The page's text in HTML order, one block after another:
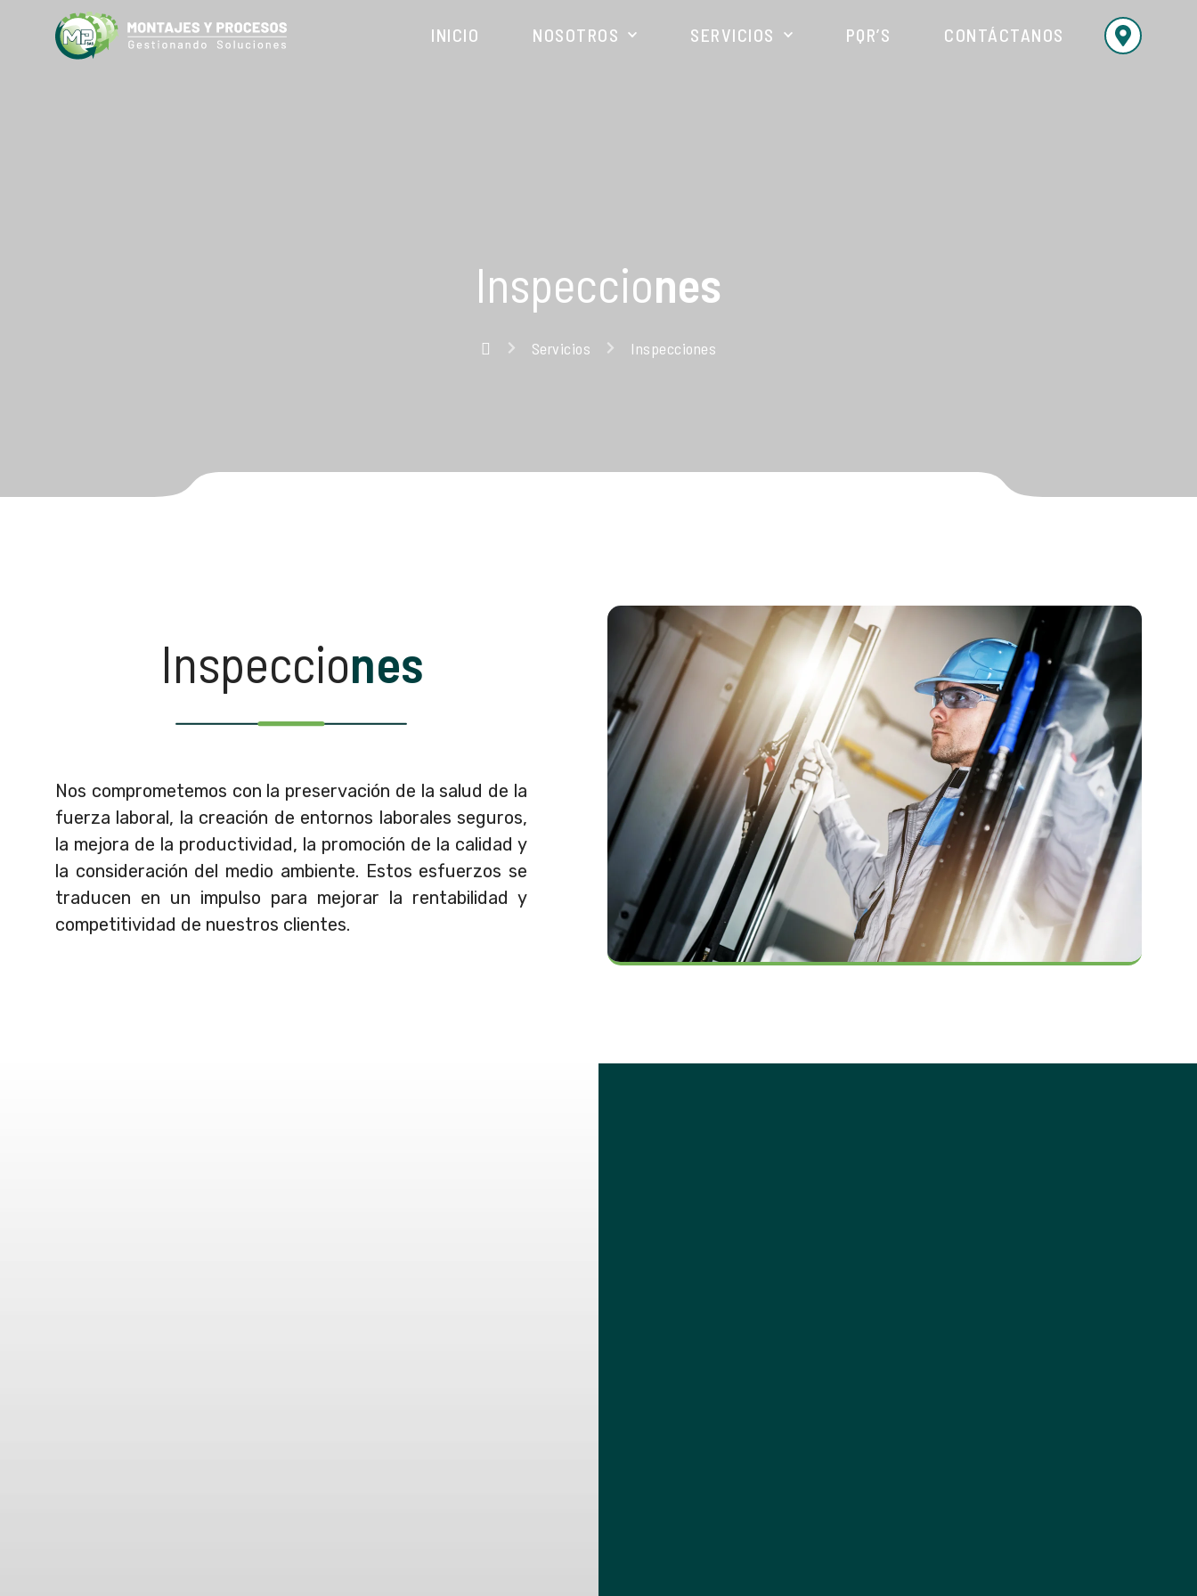
INICIO NOSOTROS SERVICIOS PQR’S CONTÁCTANOS
Inspecciones
Servicios Inspecciones
Inspecciones
Nos comprometemos con la preservación de la salud de la
fuerza laboral, la creación de entornos laborales seguros,
la mejora de la productividad, la promoción de la calidad y
la consideración del medio ambiente. Estos esfuerzos se
traducen en un impulso para mejorar la rentabilidad y
competitividad de nuestros clientes.